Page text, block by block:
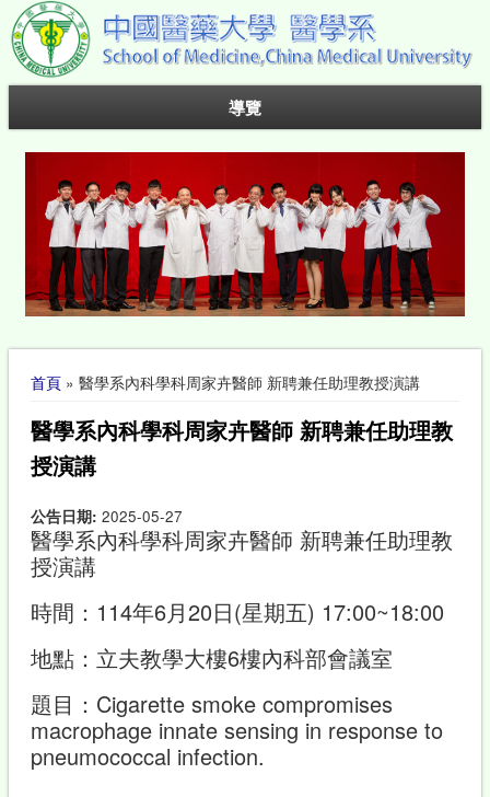
導覽
您在這裡
首頁» 醫學系內科學科周家卉醫師 新聘兼任助理教授演講
醫學系內科學科周家卉醫師 新聘兼任助理教
授演講
公告日期: 2025-05-27
醫學系內科學科周家卉醫師 新聘兼任助理教
授演講
時間：114年6月20日(星期五) 17:00~18:00
地點：立夫教學大樓6樓內科部會議室
題目：Cigarette smoke compromises
macrophage innate sensing in response to
pneumococcal infection.